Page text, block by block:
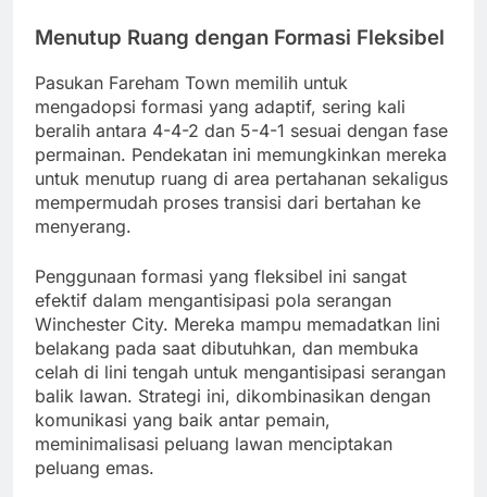
Menutup Ruang dengan Formasi Fleksibel
Pasukan Fareham Town memilih untuk
mengadopsi formasi yang adaptif, sering kali
beralih antara 4-4-2 dan 5-4-1 sesuai dengan fase
permainan. Pendekatan ini memungkinkan mereka
untuk menutup ruang di area pertahanan sekaligus
mempermudah proses transisi dari bertahan ke
menyerang.
Penggunaan formasi yang fleksibel ini sangat
efektif dalam mengantisipasi pola serangan
Winchester City. Mereka mampu memadatkan lini
belakang pada saat dibutuhkan, dan membuka
celah di lini tengah untuk mengantisipasi serangan
balik lawan. Strategi ini, dikombinasikan dengan
komunikasi yang baik antar pemain,
meminimalisasi peluang lawan menciptakan
peluang emas.